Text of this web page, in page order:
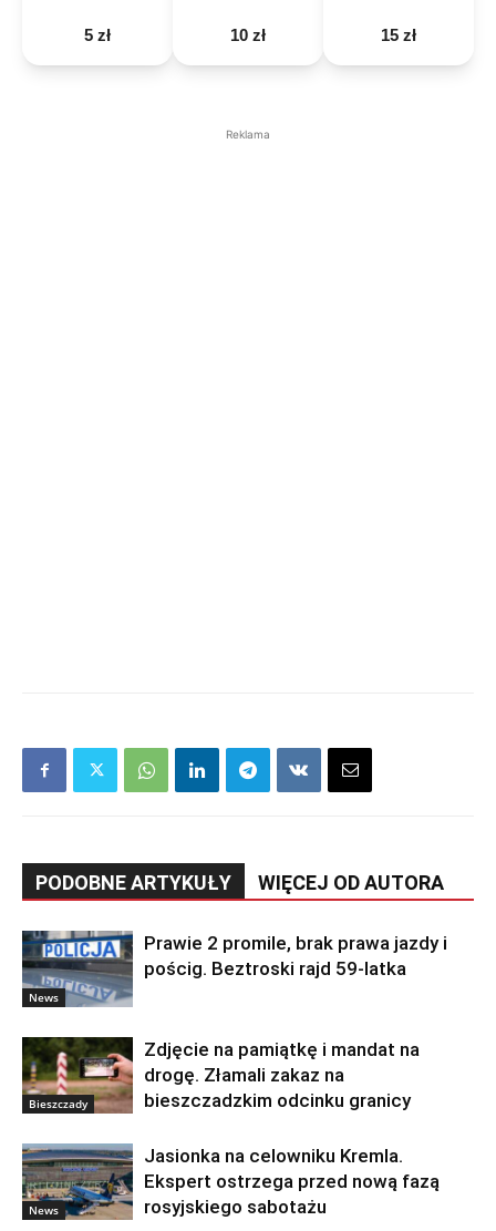
5 zł 10 zł 15 zł
Reklama
PODOBNE ARTYKUŁY WIĘCEJ OD AUTORA
News
Prawie 2 promile, brak prawa jazdy i
pościg. Beztroski rajd 59-latka
Bieszczady
Zdjęcie na pamiątkę i mandat na
drogę. Złamali zakaz na
bieszczadzkim odcinku granicy
News
Jasionka na celowniku Kremla.
Ekspert ostrzega przed nową fazą
rosyjskiego sabotażu